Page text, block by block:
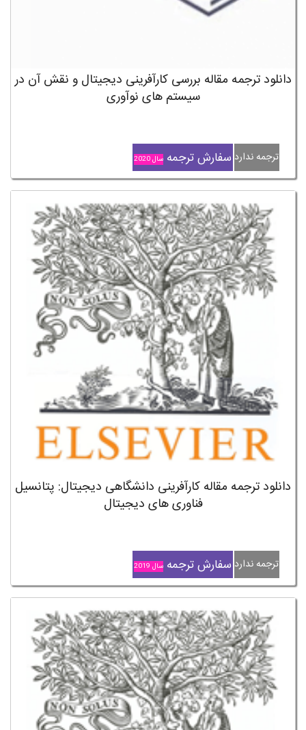
دانلود ترجمه مقاله بررسی کارآفرینی دیجیتال و نقش آن در
سیستم های نوآوری
ترجمه ندارد سفارش ترجمه سال 2020
دانلود ترجمه مقاله کارآفرینی دانشگاهی دیجیتال: پتانسیل
فناوری های دیجیتال
ترجمه ندارد سفارش ترجمه سال 2019